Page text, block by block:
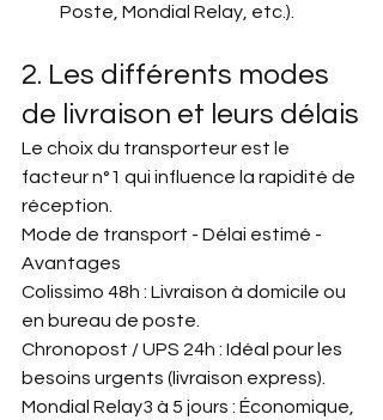
Poste, Mondial Relay, etc.).
2. Les différents modes
de livraison et leurs délais
Le choix du transporteur est le
facteur n°1 qui influence la rapidité de
réception.
Mode de transport - Délai estimé -
Avantages
Colissimo 48h : Livraison à domicile ou
en bureau de poste.
Chronopost / UPS 24h : Idéal pour les
besoins urgents (livraison express).
Mondial Relay3 à 5 jours : Économique,